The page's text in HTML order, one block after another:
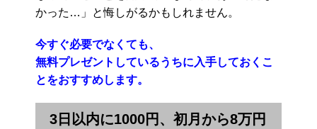
かった…」と悔しがるかもしれません。
今すぐ必要でなくても、
無料プレゼントしているうちに入手しておくこ
とをおすすめします。
3日以内に1000円、初月から8万円